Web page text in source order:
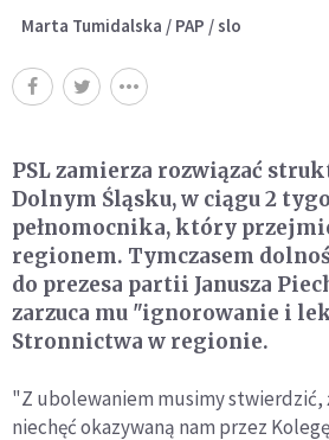
Marta Tumidalska / PAP / slo
PSL zamierza rozwiązać
Dolnym Śląsku, w ciągu 2
pełnomocnika, który
regionem. Tymczasem
do prezesa partii Janusza
zarzuca mu "ignorowanie i
Stronnictwa w regionie.
"Z ubolewaniem musimy stwierdzić,
niechęć okazywaną nam przez